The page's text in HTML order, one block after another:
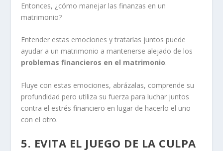
Entonces, ¿cómo manejar las finanzas en un
matrimonio?
Entender estas emociones y tratarlas juntos puede
ayudar a un matrimonio a mantenerse alejado de los
problemas financieros en el matrimonio.
Fluye con estas emociones, abrázalas, comprende su
profundidad pero utiliza su fuerza para luchar juntos
contra el estrés financiero en lugar de hacerlo el uno
con el otro.
5. EVITA EL JUEGO DE LA CULPA